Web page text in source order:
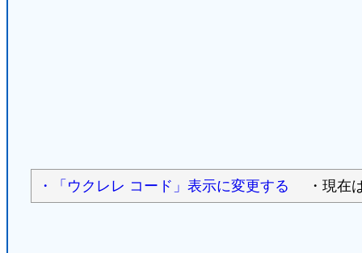
・「ウクレレ コード」表示に変更する ・現在